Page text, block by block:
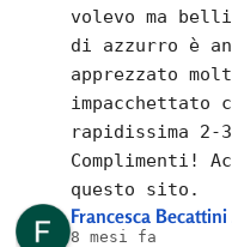
volevo ma
di azzurro è
apprezzato
impacchettato
rapidissima 2-
Complimenti!
questo sito.
Francesca Becattini
8 mesi fa